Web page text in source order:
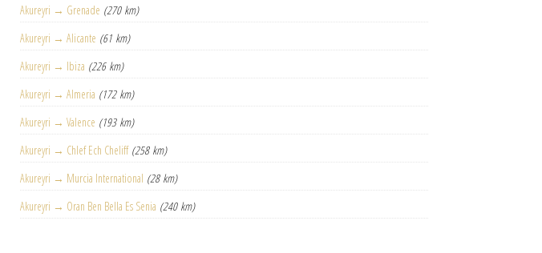
Akureyri → Grenade (270 km)
Akureyri → Alicante (61 km)
Akureyri → Ibiza (226 km)
Akureyri → Almeria (172 km)
Akureyri → Valence (193 km)
Akureyri → Chlef Ech Cheliff (258 km)
Akureyri → Murcia International (28 km)
Akureyri → Oran Ben Bella Es Senia (240 km)